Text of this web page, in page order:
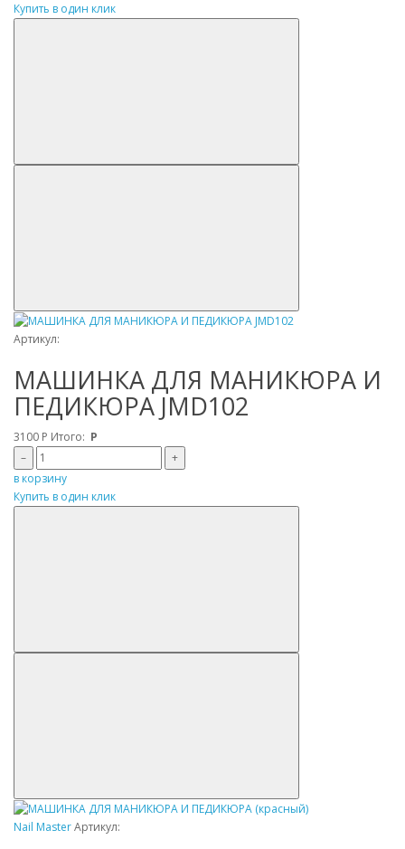
Купить в один клик
Артикул:
МАШИНКА ДЛЯ МАНИКЮРА И
ПЕДИКЮРА JMD102
3100 Р Итого: Р
–
+
в корзину
Купить в один клик
Nail MasterАртикул: